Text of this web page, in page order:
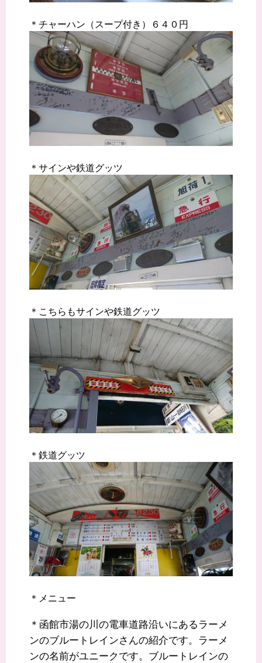
＊チャーハン（スープ付き）６４０円
＊サインや鉄道グッツ
＊こちらもサインや鉄道グッツ
＊鉄道グッツ
＊メニュー
＊函館市湯の川の電車道路沿いにあるラーメ
ンのブルートレインさんの紹介です。ラーメ
ンの名前がユニークです。ブルートレインの